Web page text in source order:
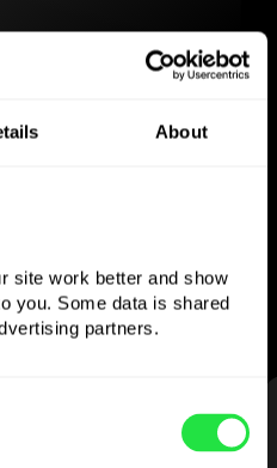
About
site work better and show
you. Some data is shared
partners.
l’étranger,
sans